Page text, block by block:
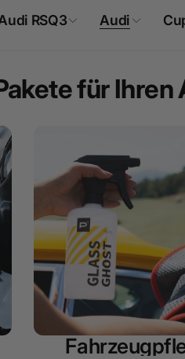
RSQ3 Audi
für